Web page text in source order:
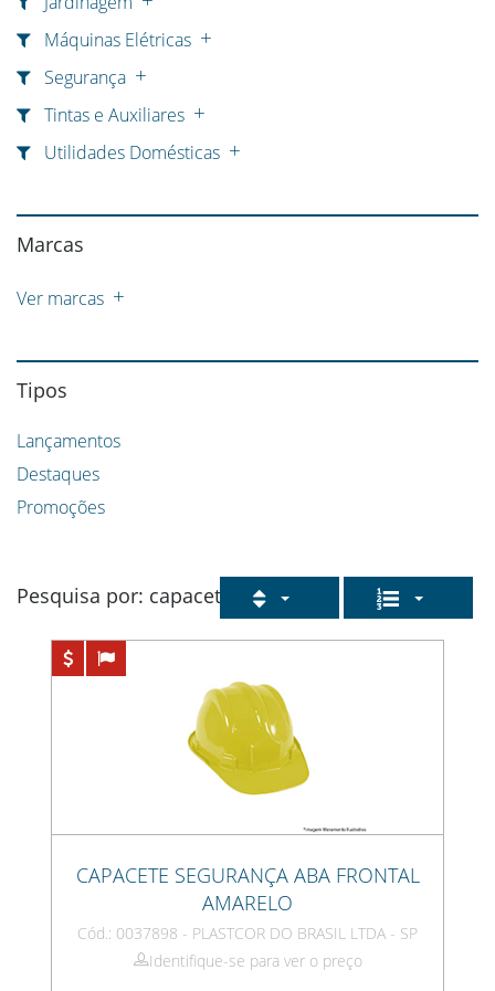
Máquinas Elétricas
Segurança
Tintas e Auxiliares
Utilidades Domésticas
Marcas
Ver marcas
Tipos
Lançamentos
Destaques
Promoções
Pesquisa por: capacete
CAPACETE SEGURANÇA ABA FRONTAL
AMARELO
Cód.: 0037898 - PLASTCOR DO BRASIL LTDA - SP
Identifique-se para ver o preço